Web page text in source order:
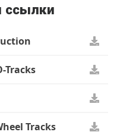
ссылки
Tracks
Tracks